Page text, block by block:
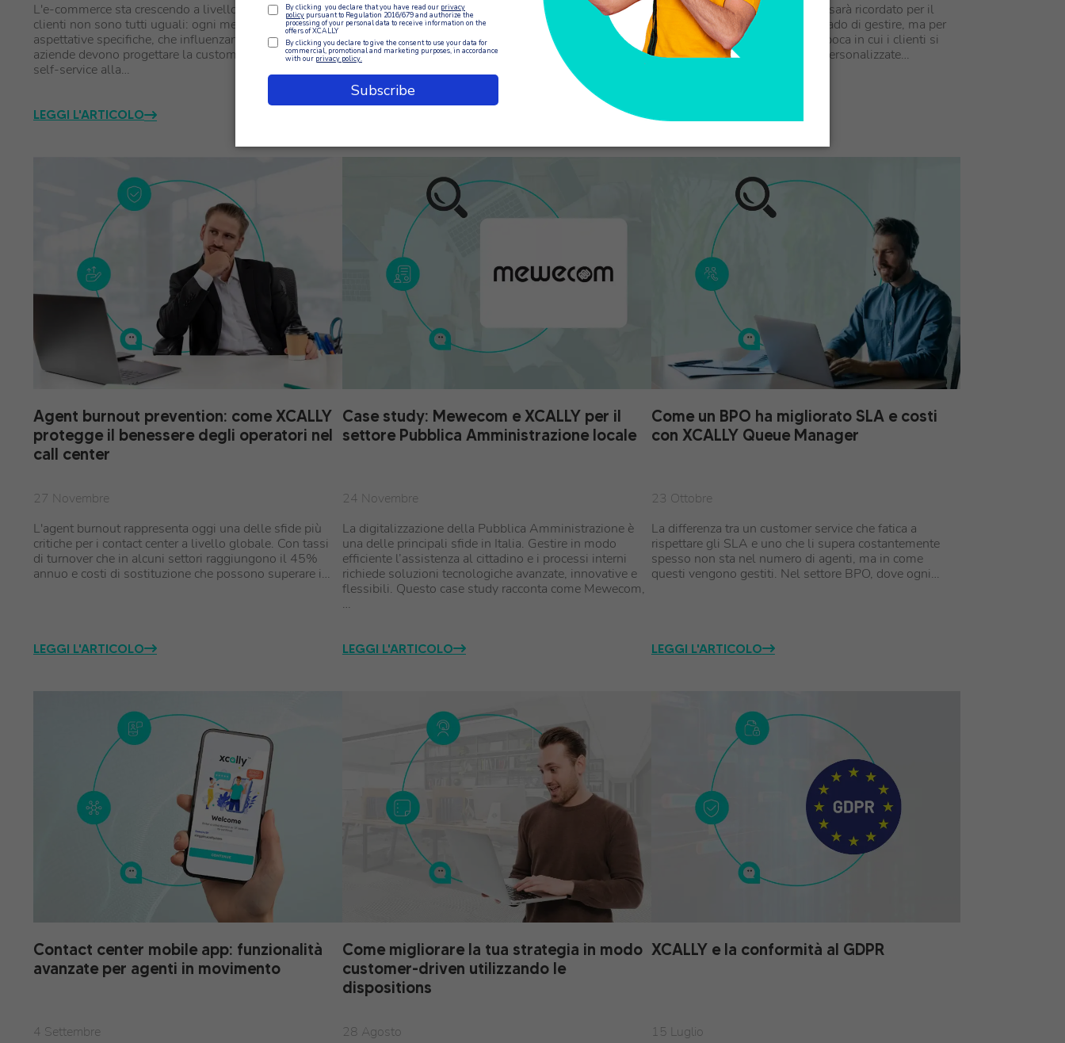
L'e-commerce sta crescendo a livello globale, ma i
clienti non sono tutti uguali: ogni mercato ha esigenze e
aspettative specifiche, che influenzano il modo in cui le
aziende devono progettare la customer experience. Dal
self-service alla…
LEGGI L'ARTICOLO
Le interazioni con i clienti non sono mai state così
ricche di dati e mai così difficili da comprendere
appieno. Ogni giorno le organizzazioni di medie e
grandi dimensioni, in particolare i fornitori di servizi
Nel 2026, il servizio clienti non sarà ricordato per il
numero di interazioni che è in grado di gestire, ma per
quanto bene le gestisce. In un'epoca in cui i clienti si
aspettano risposte immediate, personalizzate…
Agent burnout prevention: come XCALLY
protegge il benessere degli operatori nel
call center
27 Novembre
L'agent burnout rappresenta oggi una delle sfide più
critiche per i contact center a livello globale. Con tassi
di turnover che in alcuni settori raggiungono il 45%
annuo e costi di sostituzione che possono superare i…
LEGGI L'ARTICOLO
Case study: Mewecom e XCALLY per il
settore Pubblica Amministrazione locale
24 Novembre
La digitalizzazione della Pubblica Amministrazione è
una delle principali sfide in Italia. Gestire in modo
efficiente l’assistenza al cittadino e i processi interni
richiede soluzioni tecnologiche avanzate, innovative e
flessibili. Questo case study racconta come Mewecom,
…
LEGGI L'ARTICOLO
Come un BPO ha migliorato SLA e costi
con XCALLY Queue Manager
23 Ottobre
La differenza tra un customer service che fatica a
rispettare gli SLA e uno che li supera costantemente
spesso non sta nel numero di agenti, ma in come
questi vengono gestiti. Nel settore BPO, dove ogni…
LEGGI L'ARTICOLO
Contact center mobile app: funzionalità
avanzate per agenti in movimento
4 Settembre
Come migliorare la tua strategia in modo
customer-driven utilizzando le
dispositions
28 Agosto
XCALLY e la conformità al GDPR
15 Luglio